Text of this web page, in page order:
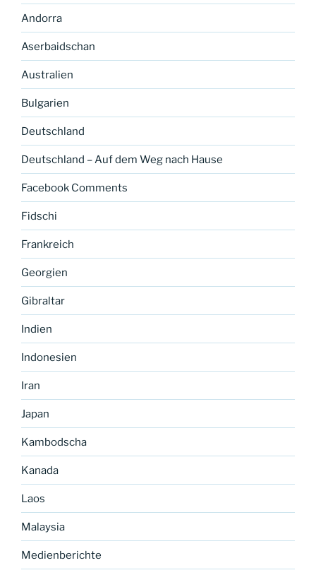
Andorra
Aserbaidschan
Australien
Bulgarien
Deutschland
Deutschland – Auf dem Weg nach Hause
Facebook Comments
Fidschi
Frankreich
Georgien
Gibraltar
Indien
Indonesien
Iran
Japan
Kambodscha
Kanada
Laos
Malaysia
Medienberichte